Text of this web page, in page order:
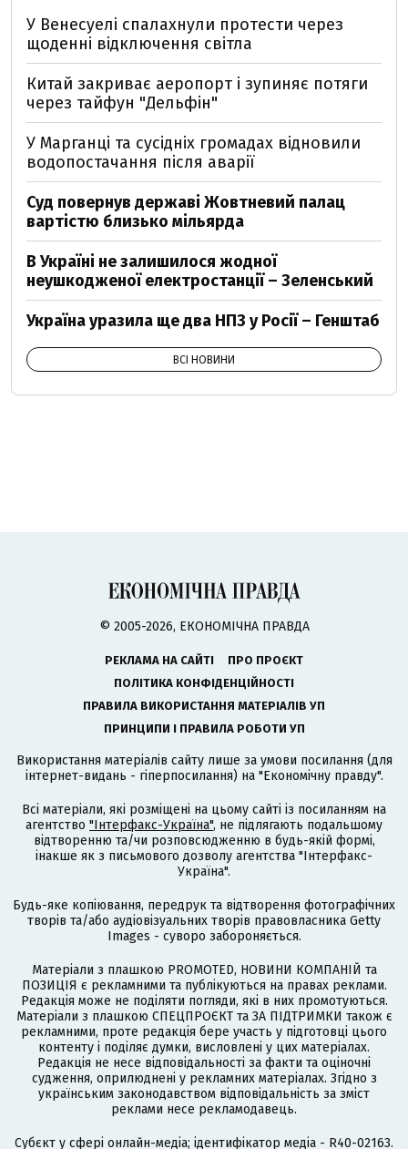
У Венесуелі спалахнули протести через
щоденні відключення світла
Китай закриває аеропорт і зупиняє потяги
через тайфун "Дельфін"
У Марганці та сусідніх громадах відновили
водопостачання після аварії
Суд повернув державі Жовтневий палац
вартістю близько мільярда
В Україні не залишилося жодної
неушкодженої електростанції – Зеленський
Україна уразила ще два НПЗ у Росії – Генштаб
ВСІ НОВИНИ
© 2005-2026, ЕКОНОМІЧНА ПРАВДА
РЕКЛАМА НА САЙТІ
ПРО ПРОЄКТ
ПОЛІТИКА КОНФІДЕНЦІЙНОСТІ
ПРАВИЛА ВИКОРИСТАННЯ МАТЕРІАЛІВ УП
ПРИНЦИПИ І ПРАВИЛА РОБОТИ УП
Використання матеріалів сайту лише за умови посилання (для
інтернет-видань - гіперпосилання) на "Економічну правду".
Всі матеріали, які розміщені на цьому сайті із посиланням на
агентство "Інтерфакс-Україна", не підлягають подальшому
відтворенню та/чи розповсюдженню в будь-якій формі,
інакше як з письмового дозволу агентства "Інтерфакс-
Україна".
Будь-яке копіювання, передрук та відтворення фотографічних
творів та/або аудіовізуальних творів правовласника Getty
Images - суворо забороняється.
Матеріали з плашкою PROMOTED, НОВИНИ КОМПАНІЙ та
ПОЗИЦІЯ є рекламними та публікуються на правах реклами.
Редакція може не поділяти погляди, які в них промотуються.
Матеріали з плашкою СПЕЦПРОЄКТ та ЗА ПІДТРИМКИ також є
рекламними, проте редакція бере участь у підготовці цього
контенту і поділяє думки, висловлені у цих матеріалах.
Редакція не несе відповідальності за факти та оціночні
судження, оприлюднені у рекламних матеріалах. Згідно з
українським законодавством відповідальність за зміст
реклами несе рекламодавець.
Cубєкт у сфері онлайн-медіа; ідентифікатор медіа - R40-02163.